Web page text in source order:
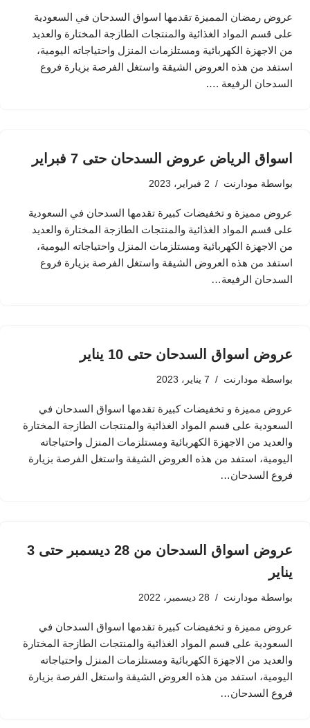
عروض رمضان المميزة تقدمها اسواق السدحان في السعودية
على قسم المواد الغذائية والمنتجات الطازجة المختارة والعديد
من الاجهزة الكهربائية ومستلزمات المنزل واحتياجاته اليومية،
استفد من هذه العروض الشيقة واستغل الفرصة بزيارة فروع
السدحان الرفيعة .…
اسواق الرياض عروض السدحان حتى 7 فبراير
بواسطة مودارنت 2 فبراير، 2023
عروض مميزة و تخفيضات كبيرة تقدمها السدحان في السعودية
على قسم المواد الغذائية والمنتجات الطازجة المختارة والعديد
من الاجهزة الكهربائية ومستلزمات المنزل واحتياجاته اليومية،
استفد من هذه العروض الشيقة واستغل الفرصة بزيارة فروع
السدحان الرفيعة…
عروض اسواق السدحان حتى 10 يناير
بواسطة مودارنت 7 يناير، 2023
عروض مميزة و تخفيضات كبيرة تقدمها اسواق السدحان في
السعودية على قسم المواد الغذائية والمنتجات الطازجة المختارة
والعديد من الاجهزة الكهربائية ومستلزمات المنزل واحتياجاته
اليومية، استفد من هذه العروض الشيقة واستغل الفرصة بزيارة
فروع السدحان…
عروض اسواق السدحان من 28 ديسمبر حتى 3
يناير
بواسطة مودارنت 28 ديسمبر، 2022
عروض مميزة و تخفيضات كبيرة تقدمها اسواق السدحان في
السعودية على قسم المواد الغذائية والمنتجات الطازجة المختارة
والعديد من الاجهزة الكهربائية ومستلزمات المنزل واحتياجاته
اليومية، استفد من هذه العروض الشيقة واستغل الفرصة بزيارة
فروع السدحان…